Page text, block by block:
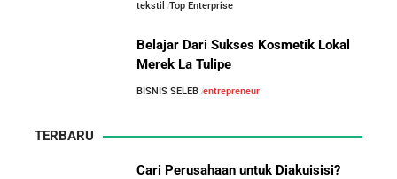
Perbandingan Gaji Tahunan:
Jepang, Malaysia, dan Arab Saudi
Kisah Sukses Todd Boehly: Cucu Pekerja Pabrik yang
Arifin Panigoro: Dari Insinyur Listrik Menjadi Raja
Perjuangan, dan Keputusan Krusial yang Menentukan
tekstil Top Enterprise
Belajar Dari Sukses Kosmetik Lokal
Merek La Tulipe
BISNIS SELEB entrepreneur
TERBARU
Cari Perusahaan untuk Diakuisisi?